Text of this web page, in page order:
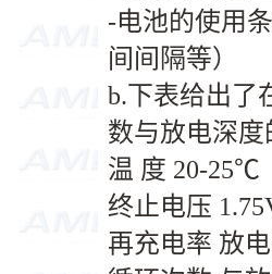
-电池的使用
间间隔等）
b.下表给出了
数与放电深度
温 度 20-25℃
终止电压
再充电率 放